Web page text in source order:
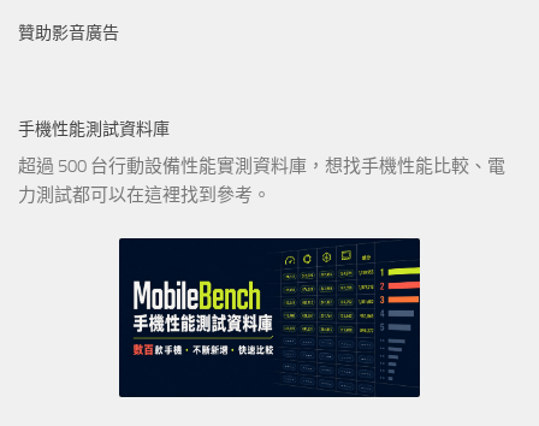
贊助影音廣告
手機性能測試資料庫
超過 500 台行動設備性能實測資料庫，想找手機性能比較、電
力測試都可以在這裡找到參考。